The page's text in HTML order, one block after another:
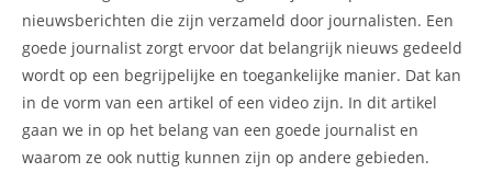
nieuwsberichten die zijn verzameld door journalisten. Een
goede journalist zorgt ervoor dat belangrijk nieuws gedeeld
wordt op een begrijpelijke en toegankelijke manier. Dat kan
in de vorm van een artikel of een video zijn. In dit artikel
gaan we in op het belang van een goede journalist en
waarom ze ook nuttig kunnen zijn op andere gebieden.